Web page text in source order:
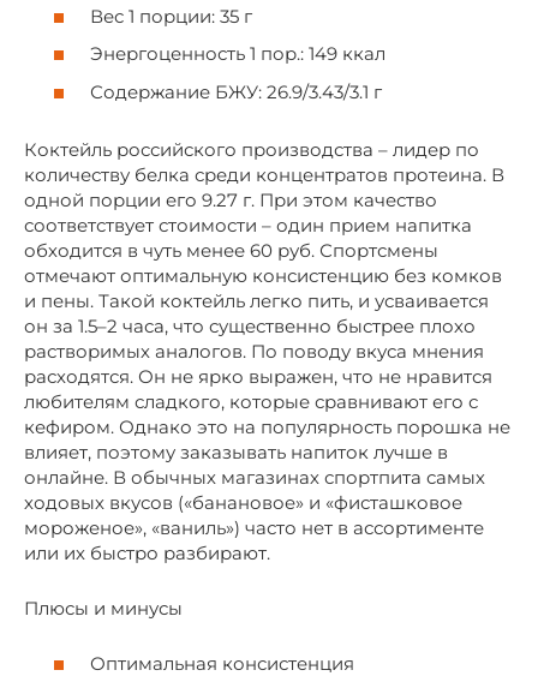
Вес 1 порции: 35 г
Энергоценность 1 пор.: 149 ккал
Содержание БЖУ: 26.9/3.43/3.1 г
Коктейль российского производства – лидер по
количеству белка среди концентратов протеина. В
одной порции его 9.27 г. При этом качество
соответствует стоимости – один прием напитка
обходится в чуть менее 60 руб. Спортсмены
отмечают оптимальную консистенцию без комков
и пены. Такой коктейль легко пить, и усваивается
он за 1.5–2 часа, что существенно быстрее плохо
растворимых аналогов. По поводу вкуса мнения
расходятся. Он не ярко выражен, что не нравится
любителям сладкого, которые сравнивают его с
кефиром. Однако это на популярность порошка не
влияет, поэтому заказывать напиток лучше в
онлайне. В обычных магазинах спортпита самых
ходовых вкусов («банановое» и «фисташковое
мороженое», «ваниль») часто нет в ассортименте
или их быстро разбирают.
Плюсы и минусы
Оптимальная консистенция